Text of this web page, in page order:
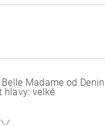
Madame od
hlavy: velké